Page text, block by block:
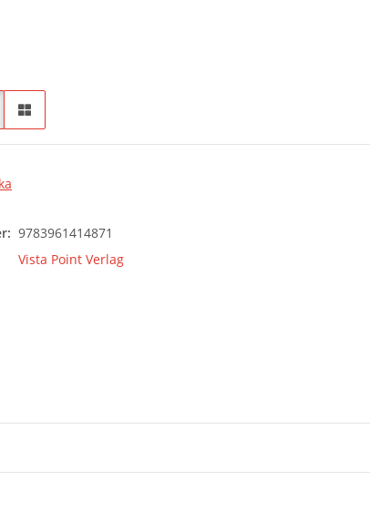
9783961414871
Vista Point Verlag